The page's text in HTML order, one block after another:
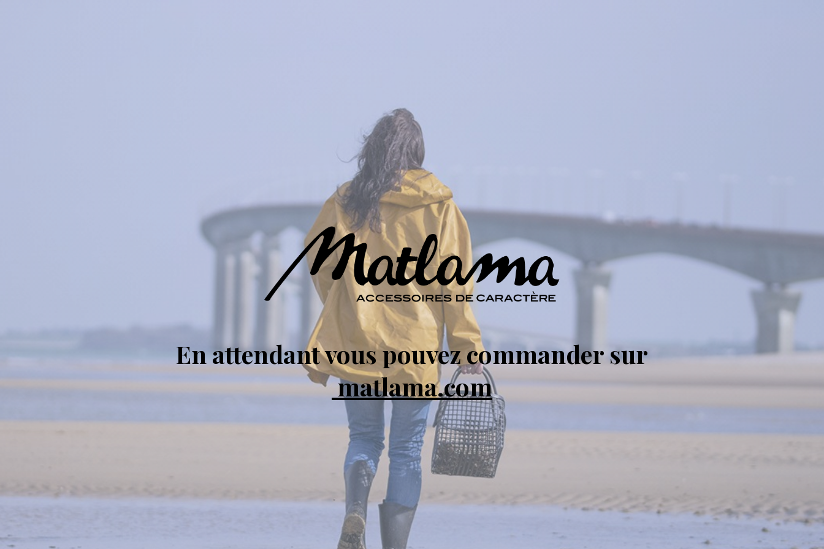
En attendant vous pouvez commander sur
matlama.com